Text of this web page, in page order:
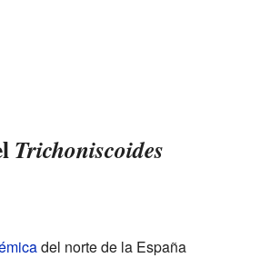
Trichoniscoides
del norte de la España